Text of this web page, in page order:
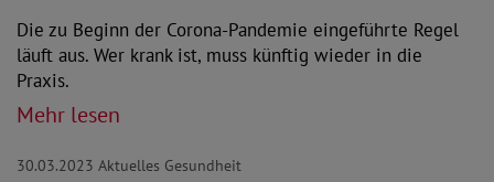
Die zu Beginn der Corona-Pandemie eingeführte Regel
läuft aus. Wer krank ist, muss künftig wieder in die
Praxis.
Mehr lesen
30.03.2023 Aktuelles Gesundheit